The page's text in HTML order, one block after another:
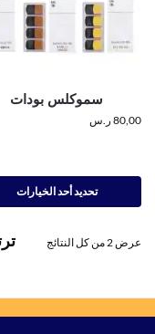
سموكلس بودات
80,00 ر.س
تحديد أحد الخيارات
عرض ⁦2⁩ من كل النتائج